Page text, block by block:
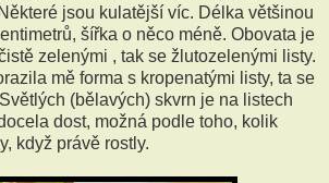
jsou kulatější víc. Délka většinou
šířka o něco méně. Obovata je
zelenými , tak se žlutozelenými listy.
mě forma s kropenatými listy, ta se
(bělavých) skvrn je na listech
dost, možná podle toho, kolik
když právě rostly.